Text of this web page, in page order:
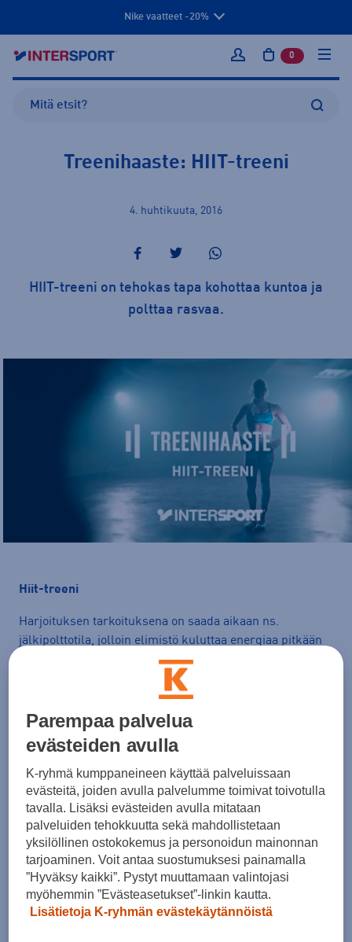
Nike vaatteet -20%
Kirjaudu sisään
0 tuotetta
Treenihaaste: HIIT-treeni
4. huhtikuuta, 2016
HIIT-treeni on tehokas tapa kohottaa kuntoa ja
polttaa rasvaa.
hiit-treeni
Harjoituksen tarkoituksena on saada aikaan ns.
jälkipolttotila, jolloin elimistö kuluttaa energiaa pitkään
vielä treenin jälkeen. Kaikki liikkeet tehdään kehon
painolla ilman välineitä. Treenin kesto: n. 12-24
Yhteenveto:
Yleisliike + kerähyppy (yleisliike)
Laydown punnerrus + taputus (ilman taputusta,
polvet maassa)
Rullaus selinmakuulle + ponnistus ilmaan
(kyykkyhyppy)
Parempaa palvelua
evästeiden avulla
K-ryhmä kumppaneineen käyttää palveluissaan
evästeitä, joiden avulla palvelumme toimivat toivotulla
tavalla. Lisäksi evästeiden avulla mitataan
palveluiden tehokkuutta sekä mahdollistetaan
yksilöllinen ostokokemus ja personoidun mainonnan
tarjoaminen. Voit antaa suostumuksesi painamalla
”Hyväksy kaikki”. Pystyt muuttamaan valintojasi
myöhemmin ”Evästeasetukset”-linkin kautta.
Lisätietoja K-ryhmän evästekäytännöistä